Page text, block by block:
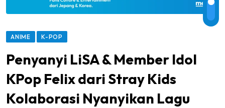
ANIME K-POP
Penyanyi LiSA & Member Idol
KPop Felix dari Stray Kids
Kolaborasi Nyanyikan Lagu